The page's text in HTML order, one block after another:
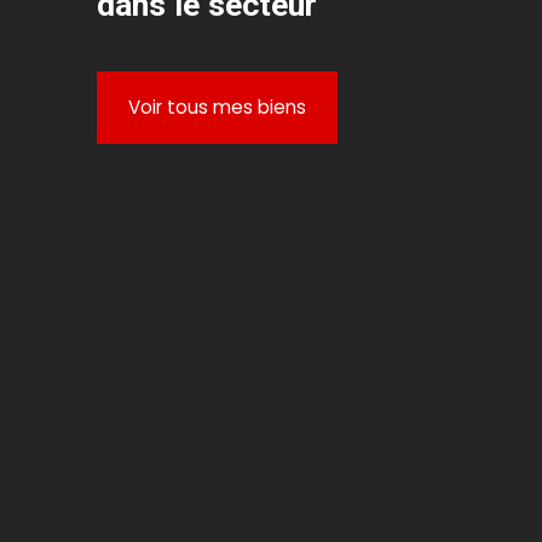
Voir tous mes biens